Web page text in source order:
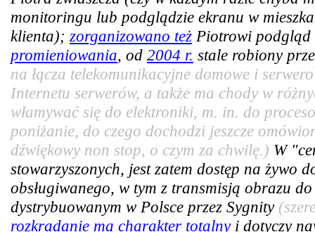
monitoringu lub podglądzie ekranu w
klienta); zorganizowano też Piotrowi
promieniowania, od 2004 r. stale robiony
na łącza telekomunikacyjne domowe i
Internetu serwerów, a także ma chody w
włamywać się do elektroniki, m. in. do
poniżanie, do czego dochodzi jeszcze
dźwiękowy non stop, o czym za chwilę.) W
stowarzyszonych, jest zatem dostęp na żywo
obsługiwanego, w tym z transmisją obrazu
dystrybuowanym w Polsce przez Sygnity
rozkradanie ma charakter totalnyi dotyczy